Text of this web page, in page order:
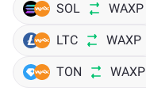
SOL WAXP
LTC WAXP
TON WAXP